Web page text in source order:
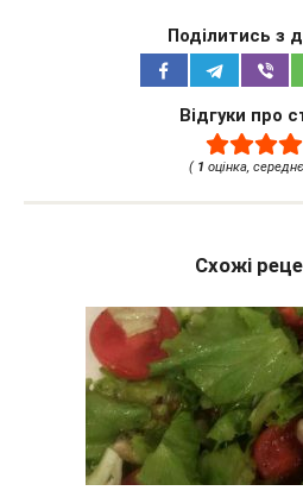
Поділитись з
Відгуки про
( 1 оцінка, середнє
Схожі